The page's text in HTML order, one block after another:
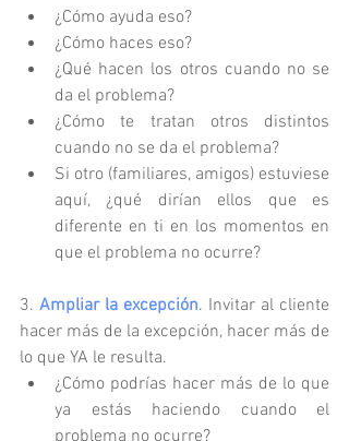
¿Cómo ayuda eso?
¿Cómo haces eso?
¿Qué hacen los otros cuando no se
da el problema?
¿Cómo te tratan otros distintos
cuando no se da el problema?
Si otro (familiares, amigos) estuviese
aquí, ¿qué dirían ellos que es
diferente en ti en los momentos en
que el problema no ocurre?
3. Ampliar la excepción. Invitar al cliente
hacer más de la excepción, hacer más de
lo que YA le resulta.
¿Cómo podrías hacer más de lo que
ya estás haciendo cuando el